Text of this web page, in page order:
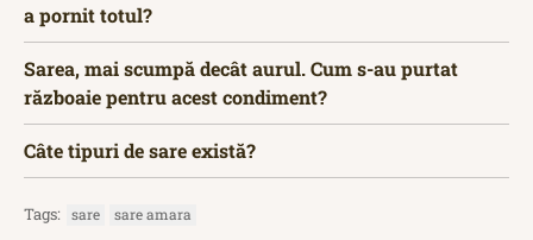
a pornit totul?
Sarea, mai scumpă decât aurul. Cum s-au purtat
războaie pentru acest condiment?
Câte tipuri de sare există?
Tags: sare sare amara